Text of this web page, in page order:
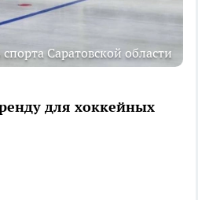
Саратовской области
для хоккейных